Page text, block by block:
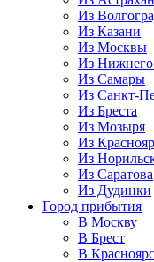
Из
Из Казани
Из Москвы
Из Нижнего
Из Самары
Из Санкт-
Из Бреста
Из Мозыря
Из
Из
Из Саратова
Из Дудинки
Город прибытия
В Москву
В Брест
В